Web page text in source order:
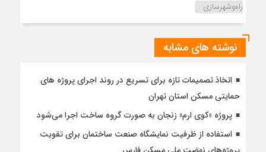
راه‌وشهرسازی
نوشته های مشابه
اتخاذ تصمیمات تازه برای تسریع در روند اجرای پروژه های
حمایتی مسکن استان تهران
پروژه «کوی ارم» زنجان به صورت گروه ساخت اجرا می‌شود
استفاده از ظرفیت نمایشگاه صنعت ساختمان برای تقویت